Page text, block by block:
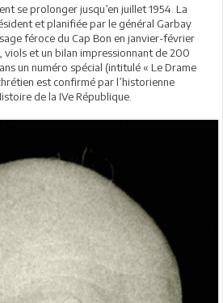
se prolonger jusqu’en juillet 1954. La
et planifiée par le général Garbay
féroce du Cap Bon en janvier-février
viols et un bilan impressionnant de 200
un numéro spécial (intitulé « Le Drame
est confirmé par l’historienne
de la IVe République.